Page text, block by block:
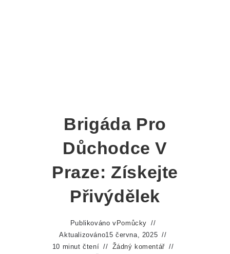
Brigáda Pro
Důchodce V
Praze: Získejte
Přivýdělek
Publikováno v Pomůcky
Aktualizováno15 června, 2025
10 minut čtení
Žádný komentář